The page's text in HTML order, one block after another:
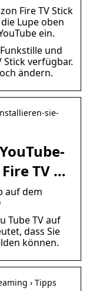
Fire TV Stick
Lupe oben
ein.
und
Stick verfügbar.
ändern.
sie-
TV …
auf dem
Tube TV auf
dass Sie
können.
› Tipps